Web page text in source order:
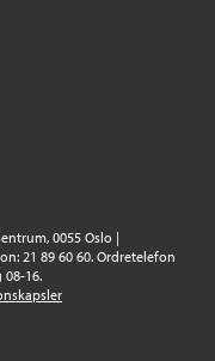
0055 Oslo |
21 89 60 60. Ordretelefon
16.